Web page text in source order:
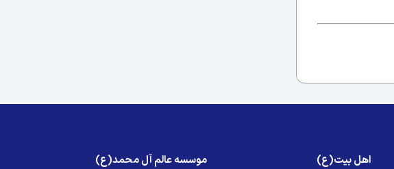
اهل بیت(ع) موسسه عالم آل محمد(ع)